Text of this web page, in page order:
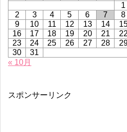
1
2
3 4 5 6 7
8
9
10 11 12 13 14
16
17 18 19 20 21
22
23
24 25 26 27 28
30
31
« 10月
スポンサーリンク